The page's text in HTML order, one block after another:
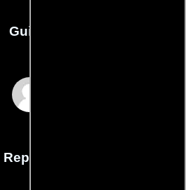
Guión
Reparto